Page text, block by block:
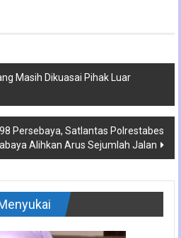
Masih Dikuasai Pihak Luar
Persebaya, Satlantas Polrestabes
Alihkan Arus Sejumlah Jalan